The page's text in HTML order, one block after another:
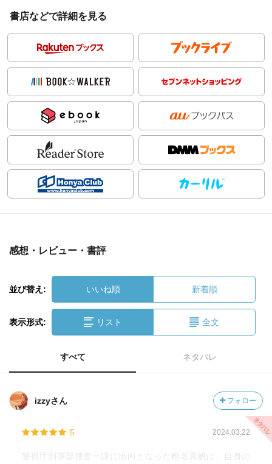
書店などで詳細を見る
感想・レビュー・書評
並び替え: いいね順 新着順
表示形式: リスト 全文
すべて ネタバレ
izzyさん フォロー
5 2024.03.22
警視庁刑事部捜査一課に出向となった椎名真帆は、自身の